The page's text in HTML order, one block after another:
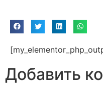
Добавить